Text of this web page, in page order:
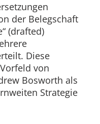
der Belegschaft
(drafted)
Diese
von
Bosworth als
Strategie